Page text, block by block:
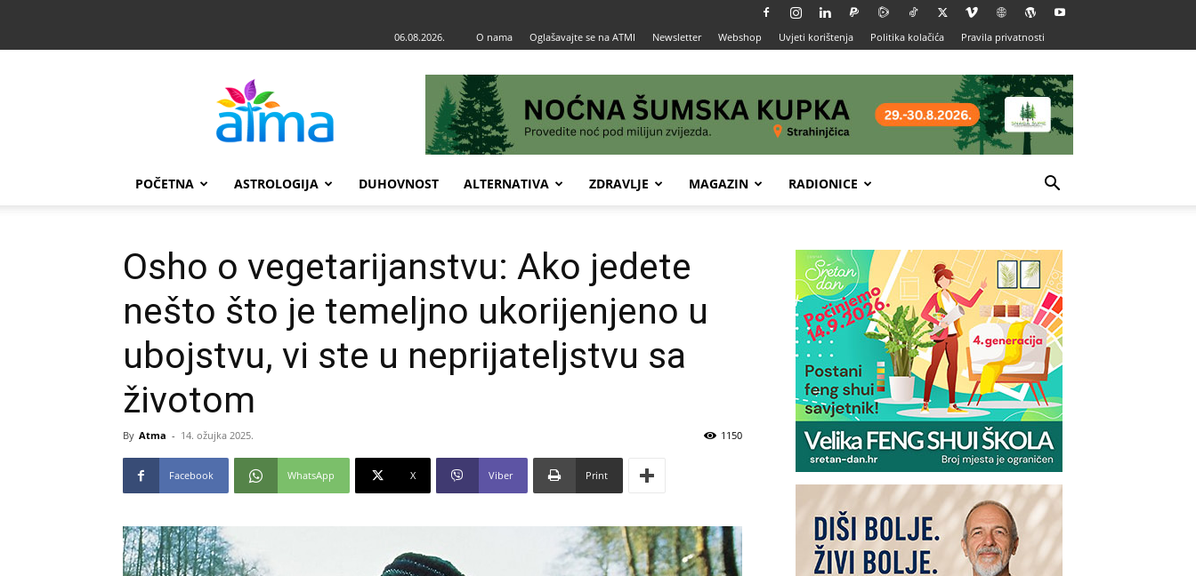
06.08.2026. O nama Oglašavajte se na ATMI Newsletter Webshop Uvjeti korištenja Politika kolačića Pravila privatnosti
POČETNA ASTROLOGIJA DUHOVNOST ALTERNATIVA ZDRAVLJE MAGAZIN RADIONICE
Osho o vegetarijanstvu: Ako jedete
nešto što je temeljno ukorijenjeno u
ubojstvu, vi ste u neprijateljstvu sa
životom
By Atma - 14. ožujka 2025. 1150
Facebook WhatsApp X Viber Print